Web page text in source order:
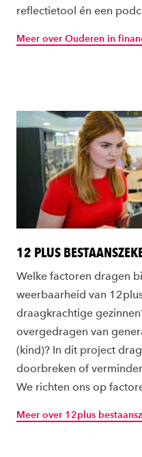
reflectietool én een
Meer over Ouderen in
12 PLUS
Welke factoren dragen
weerbaarheid van
draagkrachtige
overgedragen van
(kind)? In dit project
doorbreken of
We richten ons op
Meer over 12plus